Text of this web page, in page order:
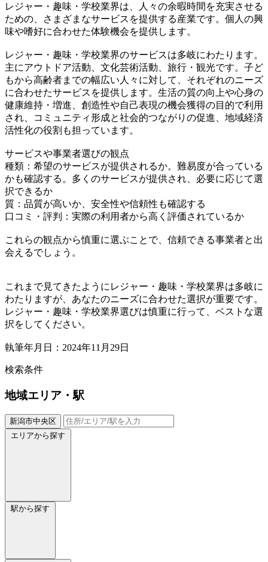
レジャー・趣味・学校業界は、人々の余暇時間を充実させる
ための、さまざまなサービスを提供する産業です。個人の興
味や嗜好に合わせた体験機会を提供します。
レジャー・趣味・学校業界のサービスは多岐にわたります。
主にアウトドア活動、文化芸術活動、旅行・観光です。子ど
もから高齢者までの幅広い人々に対して、それぞれのニーズ
に合わせたサービスを提供します。生活の質の向上や心身の
健康維持・増進、創造性や自己表現の機会獲得の目的で利用
され、コミュニティ形成と社会的つながりの促進、地域経済
活性化の役割も担っています。
サービスや事業者選びの観点
種類：希望のサービスが提供されるか。難易度が合っている
かも確認する。多くのサービスが提供され、必要に応じて選
択できるか
質：品質が高いか、安全性や信頼性も確認する
口コミ・評判：実際の利用者から高く評価されているか
これらの観点から慎重に選ぶことで、信頼できる事業者と出
会えるでしょう。
これまで見てきたようにレジャー・趣味・学校業界は多岐に
わたりますが、あなたのニーズに合わせた選択が重要です。
レジャー・趣味・学校業界選びは慎重に行って、ベストな選
択をしてください。
執筆年月日：2024年11月29日
検索条件
地域エリア・駅
新潟市中央区
エリアから探す
駅から探す